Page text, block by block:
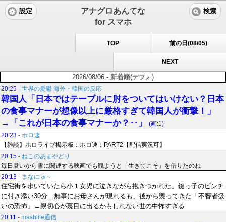
アナグロあんてな
for スマホ
設定 検索
TOP 前の日(08/05)
NEXT
2026/08/06 - 新着順(デフォ)
20:25 - 世界の憂鬱 海外・韓国の反応
韓国人「日本ではテーブルに肘をついてはいけない？日本
の食事マナーが想像以上に厳格すぎて韓国人が衝撃！」
→「これが日本の食事マナーか？‥」
(画:1)
20:23 - ホロ速
【雑談】ホロライブ掲示板：ホロ速：PART2【配信実況可】
20:15 - ねこのあまやどり
毎日暑いから雪に関連する映画でも観ようと「生きてこそ」を借りたのね
20:13 - まなにゅ～
住宅街を歩いていたら小１女児に泣きながら抱きつかれた。鍵っ子のピンチ
に付き添い30分…無事にお母さんが現れるも、後から襲ってきた「不審者扱
いの恐怖」←親切心が裏目に出るかもしれない世の中怖すぎる
20:11 - mashlife通信